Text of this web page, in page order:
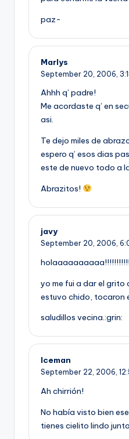
paz-
Marlys
September 20, 2006,
Ahhh q’ padre!
Me acordaste q’ en
asi.
Te dejo miles de
espero q’ esos dias
este de nuevo todo a
Abrazitos!
javy
September 20, 2006,
yo me fui a dar el grito
estuvo chido, tocaron
saludillos vecina.:grin:
Iceman
September 22, 2006,
Ah chirrión!
No habí­a visto bien
tienes cielito lindo